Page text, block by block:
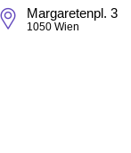
Margaretenpl. 3
1050 Wien